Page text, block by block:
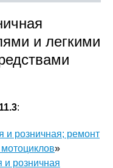
и легкими
:
и розничная; ремонт
»
и розничная